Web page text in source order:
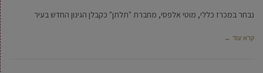
נבחר במכרז כללי, מוטי אלפסי, מחברת "תלתן" כקבלן הגינון החדש בעיר
קרא עוד ←